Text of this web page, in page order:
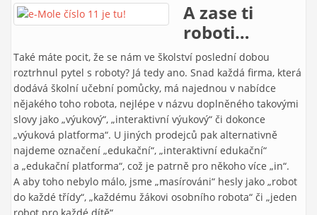
A zase ti
roboti…
Také máte pocit, že se nám ve školství poslední dobou
roztrhnul pytel s roboty? Já tedy ano. Snad každá firma, která
dodává školní učební pomůcky, má najednou v nabídce
nějakého toho robota, nejlépe v názvu doplněného takovými
slovy jako „výukový“, „interaktivní výukový“ či dokonce
„výuková platforma“. U jiných prodejců pak alternativně
najdeme označení „edukační“, „interaktivní edukační“
a „edukační platforma“, což je patrně pro někoho více „in“.
A aby toho nebylo málo, jsme „masírováni“ hesly jako „robot
do každé třídy“, „každému žákovi osobního robota“ či „jeden